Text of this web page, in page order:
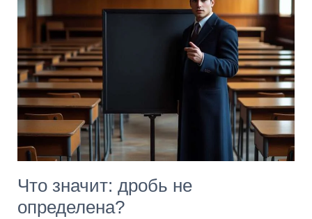
Что значит: дробь не
определена?